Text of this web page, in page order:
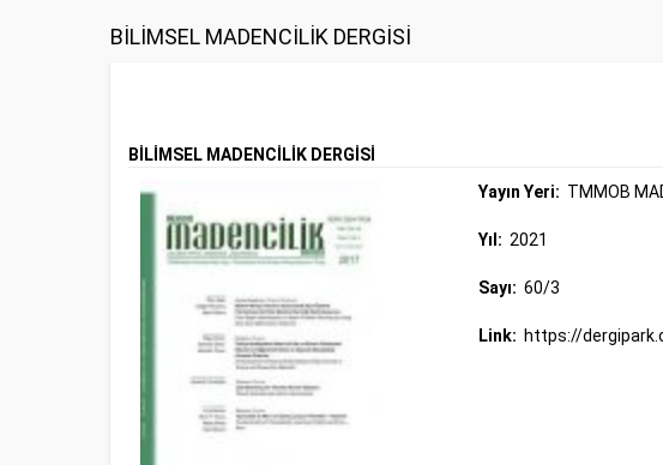
BİLİMSEL MADENCİLİK DERGİSİ
BİLİMSEL MADENCİLİK DERGİSİ
Yayın Yeri: TMMOB
Yıl: 2021
Sayı: 60/3
Link: https://